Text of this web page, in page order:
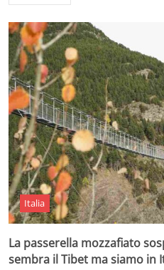
Italia
La passerella mozzafiato
sembra il Tibet ma siamo in